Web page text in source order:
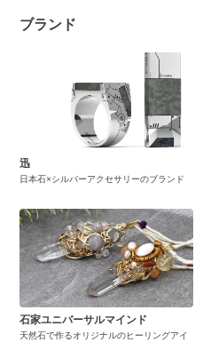
ブランド
迅
日本石×シルバーアクセサリーのブランド
石家ユニバーサルマインド
天然石で作るオリジナルのヒーリングアイ